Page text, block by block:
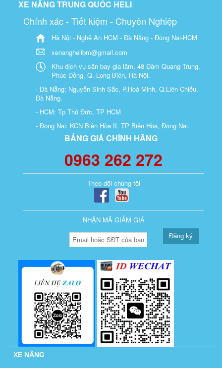
XE NÂNG TRUNG QUỐC HELI
Chính xác - Tiết kiệm - Chuyên Nghiệp
Hà Nội - Nghệ An HCM - Đà Nẵng - Đồng Nai-HCM
xenanghelibm@gmail.com
Khu dịch vụ sân bay gia lâm, 48 Đàm Quang Trung,
Phúc Đồng, Q. Long Biên, Hà Nội.
- Đà Nẵng: Nguyễn Sinh Sắc, P.Hoà Minh, Q.Liên Chiểu,
Đà Nẵng.
- HCM: Tp Thủ Đức, TP HCM
- Đồng Nai: KCN Biên Hòa II, TP Biên Hòa, Đồng Nai.
BẢNG GIÁ CHÍNH HÃNG
0963 262 272
Theo dõi chúng tôi
NHẬN MÃ GIẢM GIÁ
Đăng ký
XE NÂNG